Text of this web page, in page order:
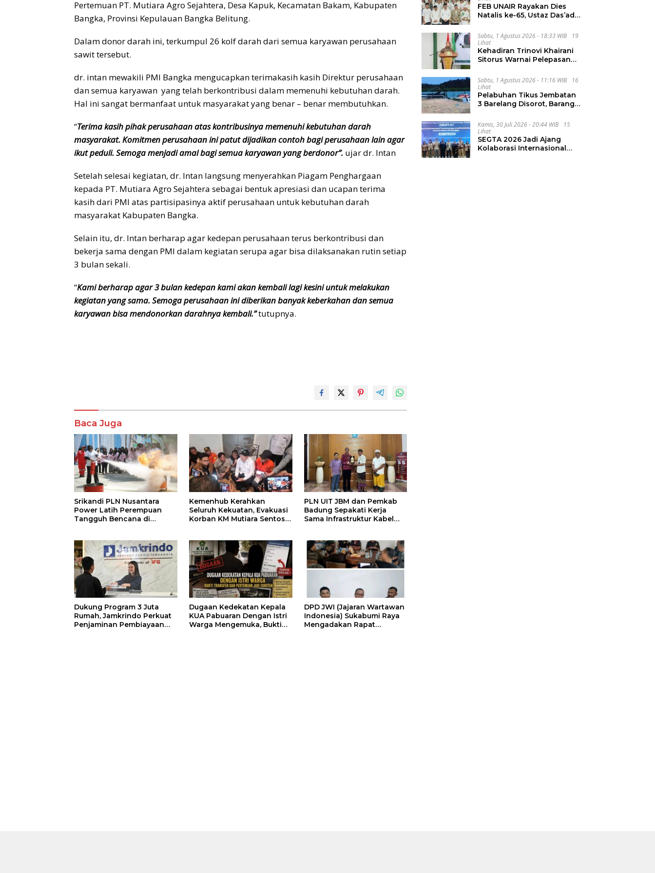
Pertemuan PT. Mutiara Agro Sejahtera, Desa Kapuk, Kecamatan Bakam, Kabupaten
Bangka, Provinsi Kepulauan Bangka Belitung.
Dalam donor darah ini, terkumpul 26 kolf darah dari semua karyawan perusahaan
sawit tersebut.
dr. intan mewakili PMI Bangka mengucapkan terimakasih kasih Direktur perusahaan
dan semua karyawan yang telah berkontribusi dalam memenuhi kebutuhan darah.
Hal ini sangat bermanfaat untuk masyarakat yang benar – benar membutuhkan.
“Terima kasih pihak perusahaan atas kontribusinya memenuhi kebutuhan darah
masyarakat. Komitmen perusahaan ini patut dijadikan contoh bagi perusahaan lain agar
ikut peduli. Semoga menjadi amal bagi semua karyawan yang berdonor”. ujar dr. Intan
Setelah selesai kegiatan, dr. Intan langsung menyerahkan Piagam Penghargaan
kepada PT. Mutiara Agro Sejahtera sebagai bentuk apresiasi dan ucapan terima
kasih dari PMI atas partisipasinya aktif perusahaan untuk kebutuhan darah
masyarakat Kabupaten Bangka.
Selain itu, dr. Intan berharap agar kedepan perusahaan terus berkontribusi dan
bekerja sama dengan PMI dalam kegiatan serupa agar bisa dilaksanakan rutin setiap
3 bulan sekali.
“Kami berharap agar 3 bulan kedepan kami akan kembali lagi kesini untuk melakukan
kegiatan yang sama. Semoga perusahaan ini diberikan banyak keberkahan dan semua
karyawan bisa mendonorkan darahnya kembali.”tutupnya.
Baca Juga
Srikandi PLN Nusantara
Power Latih Perempuan
Tangguh Bencana di
Kemenhub Kerahkan
Seluruh Kekuatan, Evakuasi
Korban KM Mutiara Sentosa
PLN UIT JBM dan Pemkab
Badung Sepakati Kerja
Sama Infrastruktur Kabel
Dukung Program 3 Juta
Rumah, Jamkrindo Perkuat
Penjaminan Pembiayaan
Dugaan Kedekatan Kepala
KUA Pabuaran Dengan Istri
Warga Mengemuka, Bukti
DPD JWI (Jajaran Wartawan
Indonesia) Sukabumi Raya
Mengadakan Rapat
FEB UNAIR Rayakan Dies
Natalis ke-65, Ustaz Das’ad
Integritas
Sabtu, 1 Agustus 2026 - 18:33 WIB
19
Lihat
Kehadiran Trinovi Khairani
Sitorus Warnai Pelepasan
dan Internasional UNIVA
Medan
Sabtu, 1 Agustus 2026 - 11:16 WIB
16
Lihat
Pelabuhan Tikus Jembatan
3 Barelang Disorot, Barang
Diselundupkan ke Riau
Kamis, 30 Juli 2026 - 20:44 WIB
15
Lihat
SEGTA 2026 Jadi Ajang
Kolaborasi Internasional